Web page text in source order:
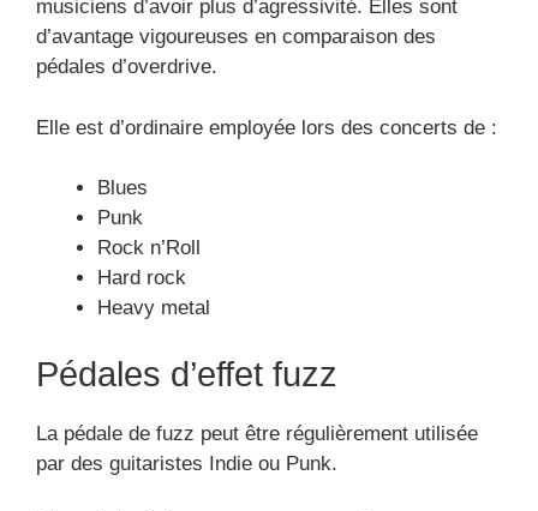
musiciens d’avoir plus d’agressivité. Elles sont
d’avantage vigoureuses en comparaison des
pédales d’overdrive.
Elle est d’ordinaire employée lors des concerts de :
Blues
Punk
Rock n’Roll
Hard rock
Heavy metal
Pédales d’effet fuzz
La pédale de fuzz peut être régulièrement utilisée
par des guitaristes Indie ou Punk.